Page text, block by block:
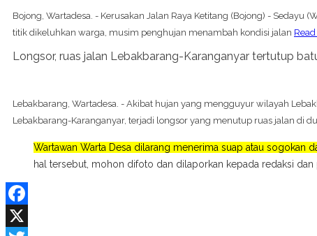
Bojong, Wartadesa. - Kerusakan Jalan Raya Ketitang (Bojong) - Sedayu
titik dikeluhkan warga, musim penghujan menambah kondisi jalan
Longsor, ruas jalan Lebakbarang-Karanganyar tertutup
Lebakbarang, Wartadesa. - Akibat hujan yang mengguyur wilayah
Lebakbarang-Karanganyar, terjadi longsor yang menutup ruas jalan di
Wartawan Warta Desa dilarang menerima suap atau sogokan
hal tersebut, mohon difoto dan dilaporkan kepada redaksi dan
Facebook